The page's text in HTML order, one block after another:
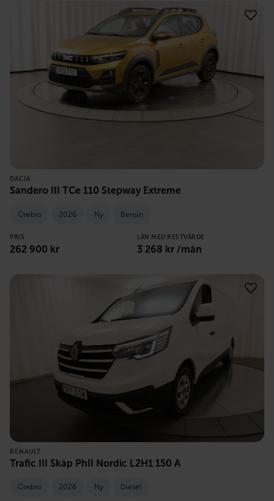
DACIA
Sandero III TCe 110 Stepway Extreme
Örebro 2026 Ny Bensin
PRIS
262 900 kr
LÅN MED RESTVÄRDE
3 268 kr /mån
RENAULT
Trafic III Skåp PhII Nordic L2H1 150 A
Örebro 2026 Ny Diesel